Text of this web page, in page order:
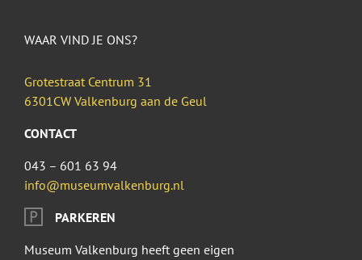
WAAR VIND JE ONS?
Grotestraat Centrum 31
6301CW Valkenburg aan de Geul
CONTACT
043 – 601 63 94
info@museumvalkenburg.nl
PARKEREN
Museum Valkenburg heeft geen eigen